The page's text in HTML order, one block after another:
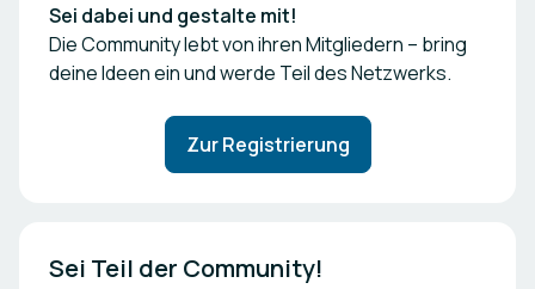
Sei dabei und gestalte mit!
Die Community lebt von ihren Mitgliedern – bring
deine Ideen ein und werde Teil des Netzwerks.
Zur Registrierung
Sei Teil der Community!